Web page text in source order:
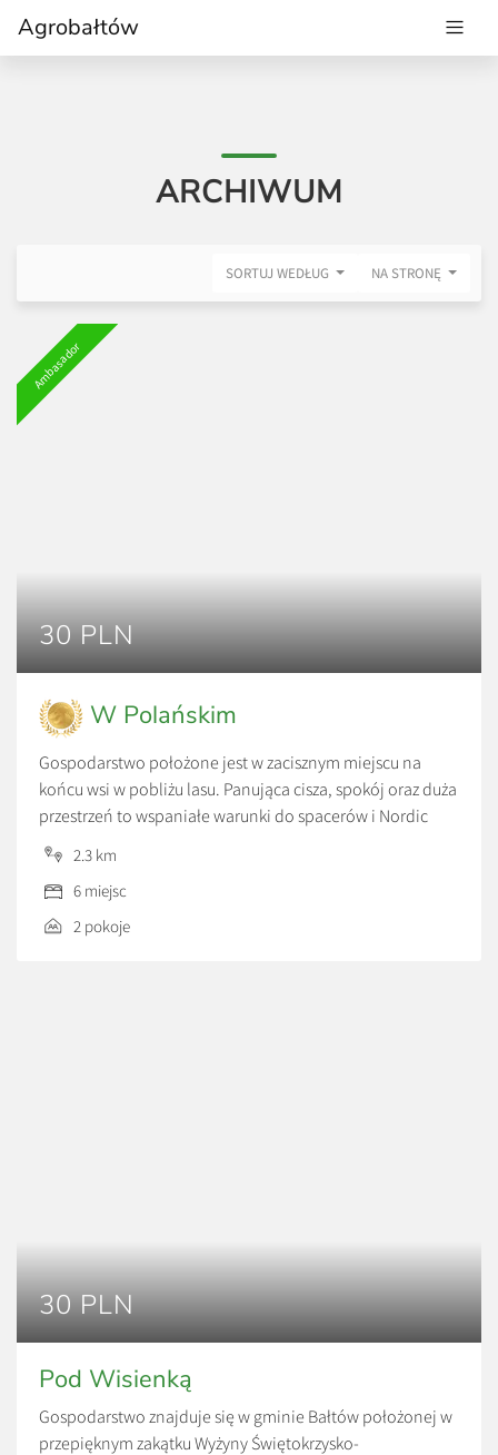
Agrobałtów
ARCHIWUM
SORTUJ WEDŁUG NA STRONĘ
Ambasador
30 PLN
W Polańskim
Gospodarstwo położone jest w zacisznym miejscu na
końcu wsi w pobliżu lasu. Panująca cisza, spokój oraz duża
przestrzeń to wspaniałe warunki do spacerów i Nordic
Walkingu. Do dyspozycji gości przeznaczone są dwa
pokoje i 2 łazienki oraz dostęp do kuchni, w której jest
możliwość przygotowania posiłków we własnym zakresie.
Bliskość lasu i śpiew ptaków gwarantują […]
2.3 km
6 miejsc
2 pokoje
30 PLN
Pod Wisienką
Gospodarstwo znajduje się w gminie Bałtów położonej w
przepięknym zakątku Wyżyny Świętokrzysko-